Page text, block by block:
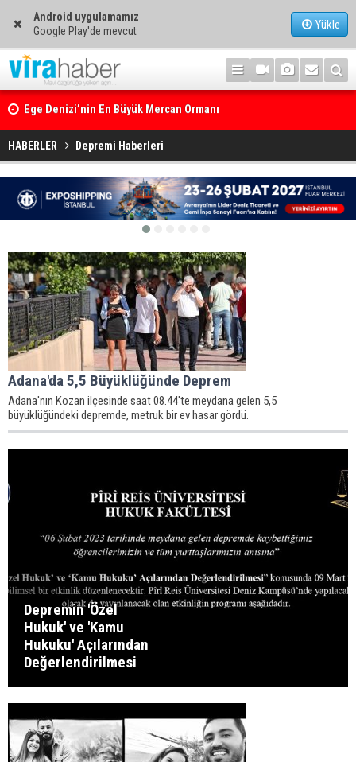
Android uygulamamız
Google Play'de mevcut
Yükle
Ege Denizi’nin En Büyük Mercan Ormanı
HABERLER Depremi Haberleri
Adana'da 5,5 Büyüklüğünde Deprem
Adana'nın Kozan ilçesinde saat 08.44'te meydana gelen 5,5
büyüklüğündeki depremde, metruk bir ev hasar gördü.
Depremin 'Özel
Hukuk' ve 'Kamu
Hukuku' Açılarından
Değerlendirilmesi